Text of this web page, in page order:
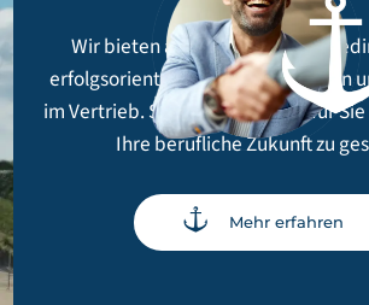
Wir bieten attraktive
erfolgsorientierte Mitarbeiterinnen
im Vertrieb. So entstehen auch für
Ihre berufliche Zukunft zu
Mehr erfahren